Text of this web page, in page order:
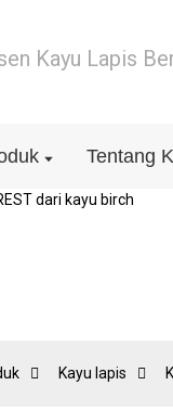
Kayu Lapis
Tentang
Kayu lapis